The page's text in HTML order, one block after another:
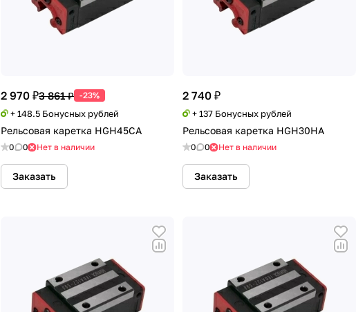
2 970 ₽3 861 ₽ -23%
+ 148.5 Бонусных рублей
Рельсовая каретка HGH45CA
0 0 Нет в наличии
Заказать
2 740 ₽
+ 137 Бонусных рублей
Рельсовая каретка HGH30HA
0 0 Нет в наличии
Заказать